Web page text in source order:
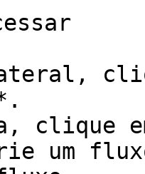
clique
um